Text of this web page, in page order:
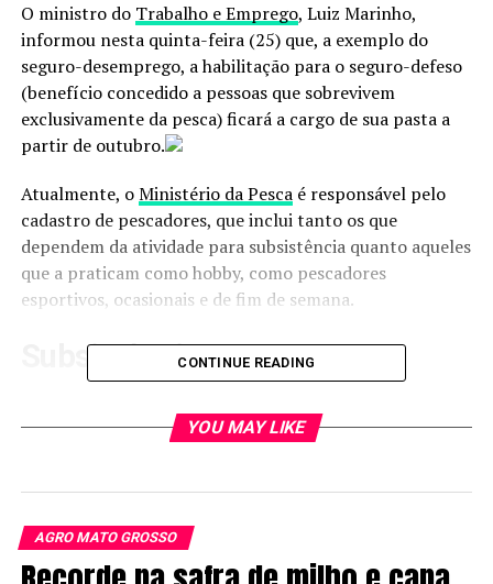
O ministro do Trabalho e Emprego, Luiz Marinho,
informou nesta quinta-feira (25) que, a exemplo do
seguro-desemprego, a habilitação para o seguro-defeso
(benefício concedido a pessoas que sobrevivem
exclusivamente da pesca) ficará a cargo de sua pasta a
partir de outubro.
Atualmente, oMinistério da Pescaé responsável pelo
cadastro de pescadores, que inclui tanto os que
dependem da atividade para subsistência quanto aqueles
que a praticam como hobby, como pescadores
esportivos, ocasionais e de fim de semana.
Subsistência
(R$ 1.518) a pescadores que vivem exclusivamente desta
Esse período é definido pelo
Ambientee varia conforme a espécie. O objetivo da
CONTINUE READING
YOU MAY LIKE
AGRO MATO GROSSO